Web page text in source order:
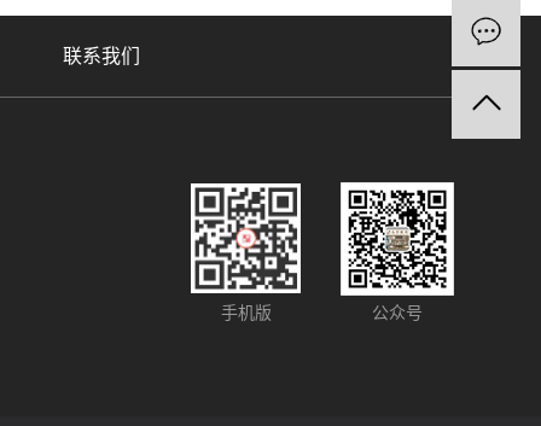
联系我们
手机版 公众号